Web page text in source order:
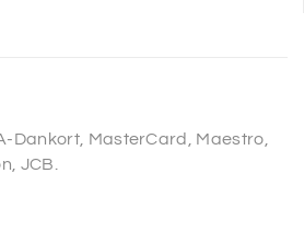
Dankort, MasterCard, Maestro,
JCB.